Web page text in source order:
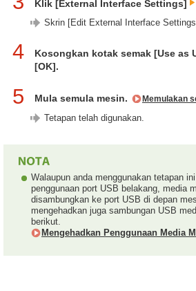
Klik [External Interface Settings]
Skrin [Edit External Interface
4
Kosongkan kotak semak [Use as
[OK].
5 Mula semula mesin. Memulakan
Tetapan telah digunakan.
Walaupun anda menggunakan tetapan
penggunaan port USB belakang, media
disambungkan ke port USB di depan
mengehadkan juga sambungan USB
berikut.
Mengehadkan Penggunaan Media